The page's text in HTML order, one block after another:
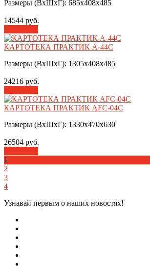
Размеры (ВхШхГ): 685х408х485
14544 руб.
КАРТОТЕКА ПРАКТИК А-44С
Размеры (ВхШхГ): 1305х408х485
24216 руб.
КАРТОТЕКА ПРАКТИК AFC-04С
Размеры (ВхШхГ): 1330х470х630
26504 руб.
1
2
3
4
Узнавай первым о наших новостях!